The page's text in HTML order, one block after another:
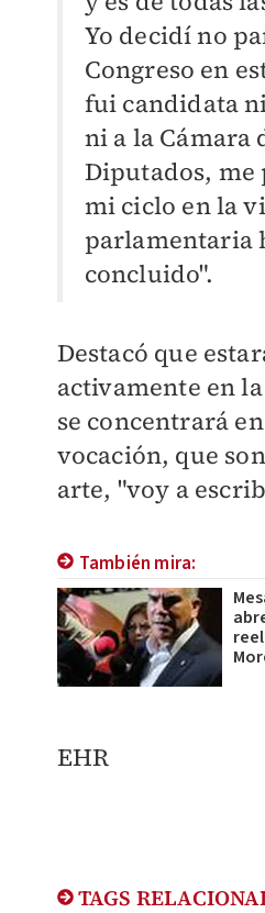
Yo decidí no
Congreso en
fui candidata
ni a la Cámara
Diputados, me
mi ciclo en la
parlamentaria
concluido".
Destacó que
activamente en
se concentrará
vocación, que
arte, "voy a
También mira:
EHR
TAGS